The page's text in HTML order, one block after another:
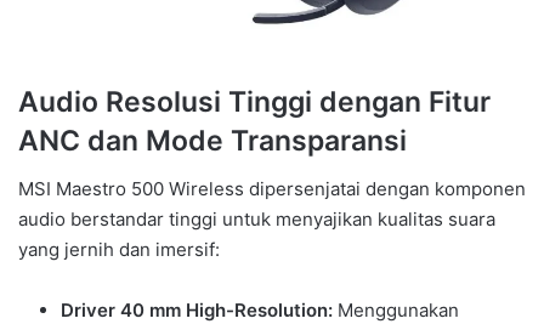
Audio Resolusi Tinggi dengan Fitur
ANC dan Mode Transparansi
MSI Maestro 500 Wireless dipersenjatai dengan komponen
audio berstandar tinggi untuk menyajikan kualitas suara
yang jernih dan imersif:
Driver 40 mm High-Resolution: Menggunakan